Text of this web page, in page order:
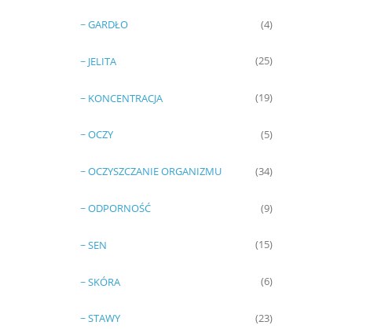
~ GARDŁO (4)
~ JELITA (25)
~ KONCENTRACJA (19)
~ OCZY (5)
~ OCZYSZCZANIE ORGANIZMU (34)
~ ODPORNOŚĆ (9)
~ SEN (15)
~ SKÓRA (6)
~ STAWY (23)